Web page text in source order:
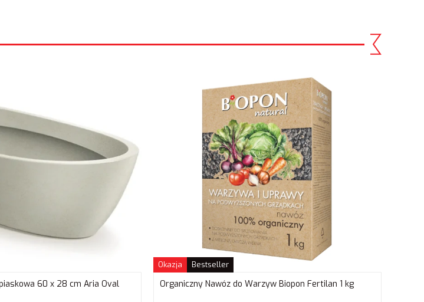
60 x 28 cm Aria Oval
Okazja Bestseller
Organiczny Nawóz do Warzyw Biopon Fertilan 1 kg